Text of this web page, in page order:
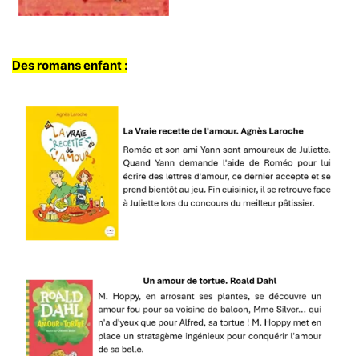
Des romans enfant :